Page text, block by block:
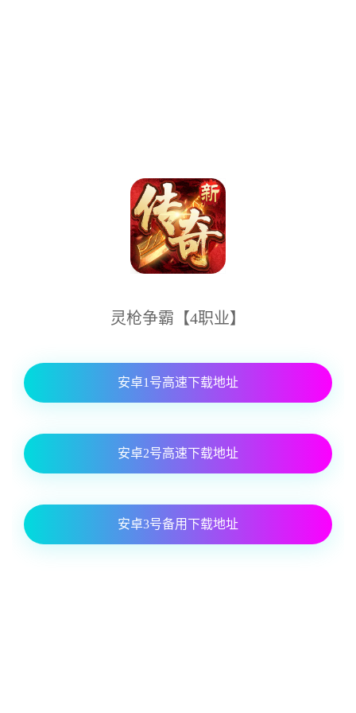
灵枪争霸【4职业】
安卓1号高速下载地址
安卓2号高速下载地址
安卓3号备用下载地址